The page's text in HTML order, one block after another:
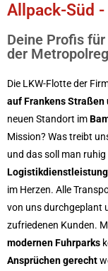
Allpack-Süd
Deine Profis
der
Die LKW-Flotte der
auf Frankens Straßen
neuen Standort im
Mission? Was treibt
und das soll man
im Herzen. Alle
von uns durchgeplant
zufriedenen Kunden.
modernen Fuhrparks
Ansprüchen gerecht